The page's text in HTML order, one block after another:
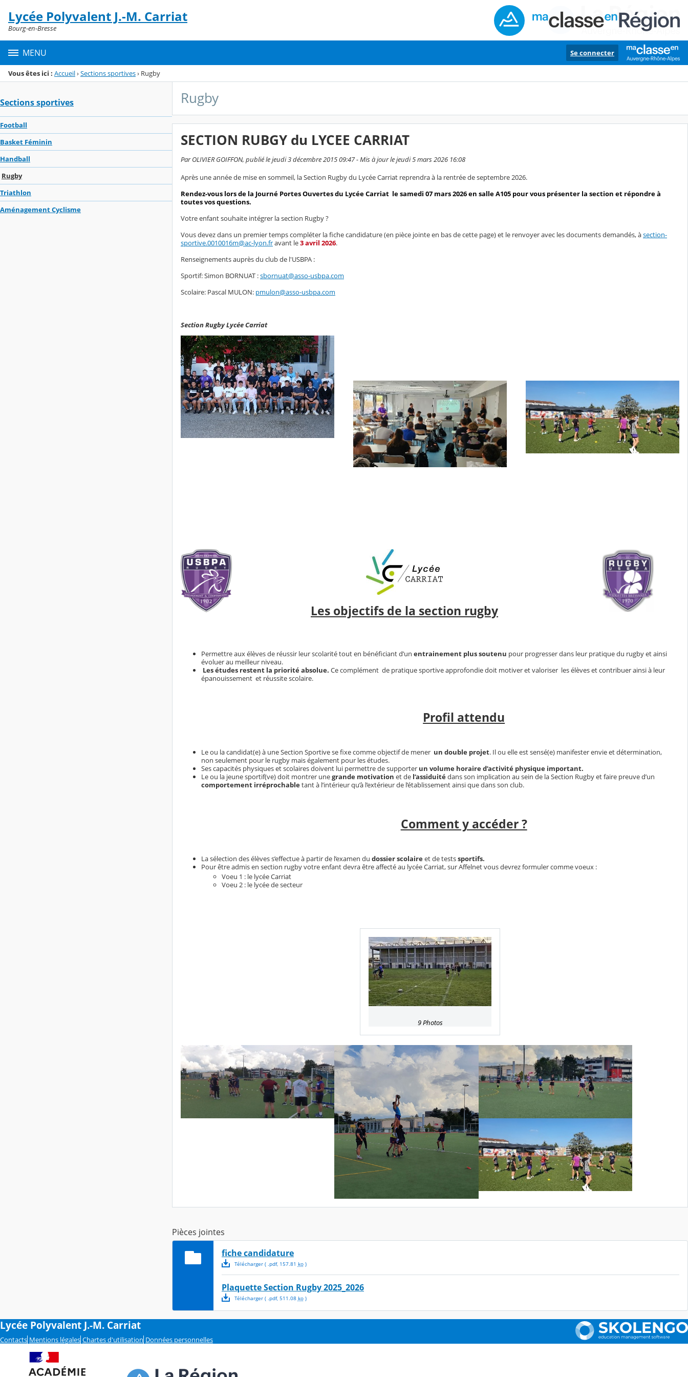
Menu de la rubrique
Contenu
Lycée Polyvalent J.-M. Carriat
Bourg-en-Bresse
MENU Se connecter
Vous êtes ici : Accueil›Sections sportives› Rugby
Sections sportives
Football
Basket Féminin
Handball
Rugby
Triathlon
Aménagement Cyclisme
Rugby
SECTION RUBGY du LYCEE CARRIAT
Par OLIVIER GOIFFON, publié le jeudi 3 décembre 2015 09:47 - Mis à jour le jeudi 5 mars 2026 16:08
Après une année de mise en sommeil, la Section Rugby du Lycée Carriat reprendra à la rentrée de septembre 2026.
Rendez-vous lors de la Journé Portes Ouvertes du Lycée Carriat le samedi 07 mars 2026 en salle A105 pour vous présenter la section et répondre à
toutes vos questions.
Votre enfant souhaite intégrer la section Rugby ?
Vous devez dans un premier temps compléter la fiche candidature (en pièce jointe en bas de cette page) et le renvoyer avec les documents demandés, àsection-
sportive.0010016m@ac-lyon.fravant le3 avril 2026.
Renseignements auprès du club de l'USBPA :
Sportif: Simon BORNUAT :sbornuat@asso-usbpa.com
Scolaire: Pascal MULON: pmulon@asso-usbpa.com
Section Rugby Lycée Carriat
Les objectifs de la section rugby
Permettre aux élèves de réussir leur scolarité tout en bénéficiant d’un entrainement plus soutenu pour progresser dans leur pratique du rugby et ainsi
évoluer au meilleur niveau.
Les études restent la priorité absolue. Ce complément de pratique sportive approfondie doit motiver et valoriser les élèves et contribuer ainsi à leur
épanouissement et réussite scolaire.
Profil attendu
Le ou la candidat(e) à une Section Sportive se fixe comme objectif de mener un double projet. Il ou elle est sensé(e) manifester envie et détermination,
non seulement pour le rugby mais également pour les études.
Ses capacités physiques et scolaires doivent lui permettre de supporter un volume horaire d’activité physique important.
Le ou la jeune sportif(ve) doit montrer unegrande motivation et de l’assiduitédans son implication au sein de la Section Rugby et faire preuve d’un
comportement irréprochabletant à l’intérieur qu’à l’extérieur de l’établissement ainsi que dans son club.
Comment y accéder ?
La sélection des élèves s’effectue à partir de l’examen du dossier scolaireet de testssportifs.
Pour être admis en section rugby votre enfant devra être affecté au lycée Carriat, sur Affelnet vous devrez formuler comme voeux :
Voeu 1 : le lycée Carriat
Voeu 2 : le lycée de secteur
9 Photos
Pièces jointes
fiche candidature
Télécharger( .pdf, 157.81 ko)
Plaquette Section Rugby 2025_2026
Télécharger( .pdf, 511.08 ko)
Lycée Polyvalent J.-M. Carriat
Contacts Mentions légales Chartes d'utilisation Données personnelles